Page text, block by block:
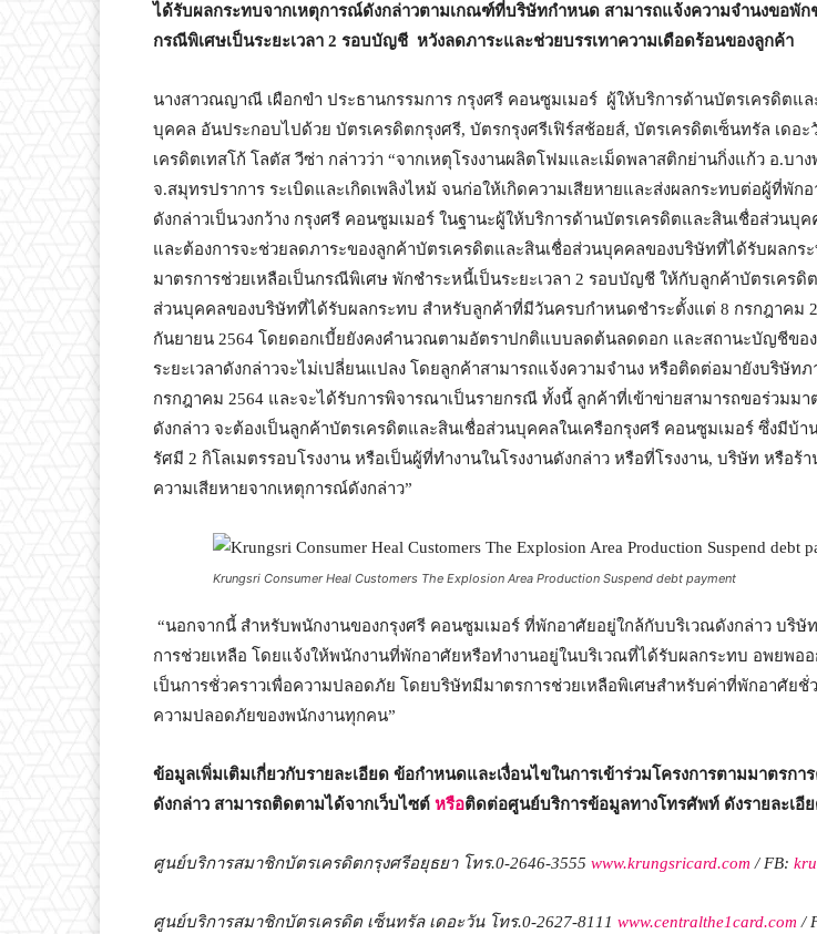
ได้รับผลกระทบจากเหตุการณ์ดังกล่าวตามเกณฑ์ที่บริษัทกำหนด สามารถแจ้งความจำนงขอพัก
กรณีพิเศษเป็นระยะเวลา 2 รอบบัญชีหวังลดภาระและช่วยบรรเทาความเดือดร้อนของลูกค้า
นางสาวณญาณี เผือกขำ ประธานกรรมการ กรุงศรี คอนซูมเมอร์ ผู้ให้บริการด้านบัตรเครดิตแล
บุคคล อันประกอบไปด้วย บัตรเครดิตกรุงศรี, บัตรกรุงศรีเฟิร์สช้อยส์, บัตรเครดิตเซ็นทรัล เดอ
เครดิตเทสโก้ โลตัส วีซ่า กล่าวว่า “จากเหตุโรงงานผลิตโฟมและเม็ดพลาสติกย่านกิ่งแก้ว อ.บาง
จ.สมุทรปราการ ระเบิดและเกิดเพลิงไหม้ จนก่อให้เกิดความเสียหายและส่งผลกระทบต่อผู้ที่พัก
ดังกล่าวเป็นวงกว้าง กรุงศรี คอนซูมเมอร์ ในฐานะผู้ให้บริการด้านบัตรเครดิตและสินเชื่อส่วนบุค
และต้องการจะช่วยลดภาระของลูกค้าบัตรเครดิตและสินเชื่อส่วนบุคคลของบริษัทที่ได้รับผลกร
มาตรการช่วยเหลือเป็นกรณีพิเศษ พักชำระหนี้เป็นระยะเวลา 2 รอบบัญชี ให้กับลูกค้าบัตรเครดิ
ส่วนบุคคลของบริษัทที่ได้รับผลกระทบ สำหรับลูกค้าที่มีวันครบกำหนดชำระตั้งแต่ 8 กรกฎาคม
กันยายน 2564 โดยดอกเบี้ยยังคงคำนวณตามอัตราปกติแบบลดต้นลดดอก และสถานะบัญชีขอ
ระยะเวลาดังกล่าวจะไม่เปลี่ยนแปลง โดยลูกค้าสามารถแจ้งความจำนง หรือติดต่อมายังบริษัทภ
กรกฎาคม 2564 และจะได้รับการพิจารณาเป็นรายกรณี ทั้งนี้ ลูกค้าที่เข้าข่ายสามารถขอร่วมมา
ดังกล่าว จะต้องเป็นลูกค้าบัตรเครดิตและสินเชื่อส่วนบุคคลในเครือกรุงศรี คอนซูมเมอร์ ซึ่งมีบ้า
รัศมี 2 กิโลเมตรรอบโรงงาน หรือเป็นผู้ที่ทำงานในโรงงานดังกล่าว หรือที่โรงงาน, บริษัท หรือร้
ความเสียหายจากเหตุการณ์ดังกล่าว”
Krungsri Consumer Heal Customers The Explosion Area Production Suspend debt payment
“นอกจากนี้ สำหรับพนักงานของกรุงศรี คอนซูมเมอร์ ที่พักอาศัยอยู่ใกล้กับบริเวณดังกล่าว บริษั
การช่วยเหลือ โดยแจ้งให้พนักงานที่พักอาศัยหรือทำงานอยู่ในบริเวณที่ได้รับผลกระทบ อพยพอ
เป็นการชั่วคราวเพื่อความปลอดภัย โดยบริษัทมีมาตรการช่วยเหลือพิเศษสำหรับค่าที่พักอาศัยชั่ว
ความปลอดภัยของพนักงานทุกคน”
ข้อมูลเพิ่มเติมเกี่ยวกับรายละเอียด ข้อกำหนดและเงื่อนไขในการเข้าร่วมโครงการตามมาตรกา
ดังกล่าว สามารถติดตามได้จากเว็บไซต์ หรือติดต่อศูนย์บริการข้อมูลทางโทรศัพท์ ดังรายละเอี
ศูนย์บริการสมาชิกบัตรเครดิตกรุงศรีอยุธยา โทร.0-2646-3555 www.krungsricard.com / FB:
ศูนย์บริการสมาชิกบัตรเครดิต เซ็นทรัล เดอะวัน โทร.0-2627-8111 www.centralthe1card.com /